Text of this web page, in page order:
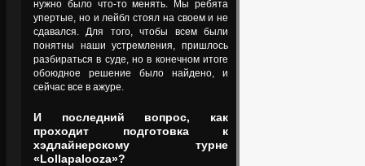
нужно было что-то менять. Мы ребята
упертые, но и лейбл стоял на своем и не
сдавался. Для того, чтобы всем были
понятны наши устремления, пришлось
разбираться в суде, но в конечном итоге
обоюдное решение было найдено, и
сейчас все в ажуре.
И последний вопрос, как
проходит подготовка к
хэдлайнерскому турне
«Lollapalooza»?